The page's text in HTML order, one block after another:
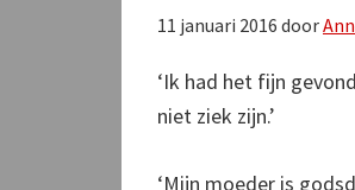
11 januari 2016 door
‘Ik had het fijn
niet ziek zijn.’
‘Mijn moeder is